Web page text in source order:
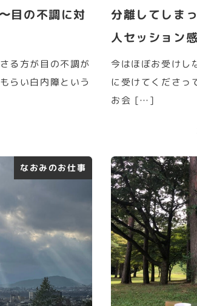
目の不調に対
る方が目の不調が
らい白内障という
分離してしま
人セッション
今はほぼお受けし
に受けてくださっ
お会 […]
なおみのお仕事